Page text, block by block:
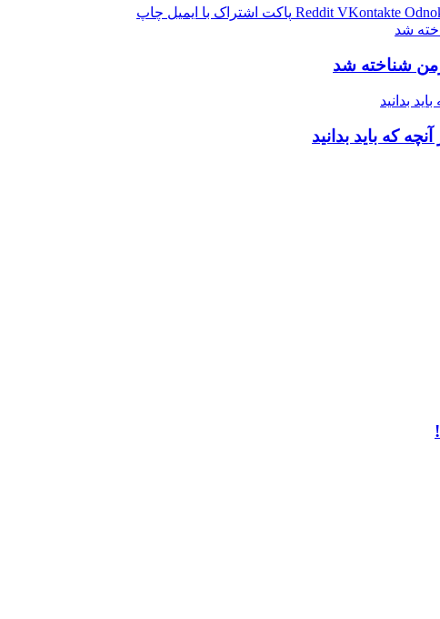
Reddit VKontakte پاکت اشتراک با ایمیل چاپ
شد
شناخته شد